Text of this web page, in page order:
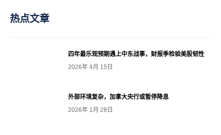
热点文章
四年最乐观预期遇上中东战事，财报季检验美股韧性
2026年 4月 15日
外部环境复杂，加拿大央行或暂停降息
2026年 1月 28日